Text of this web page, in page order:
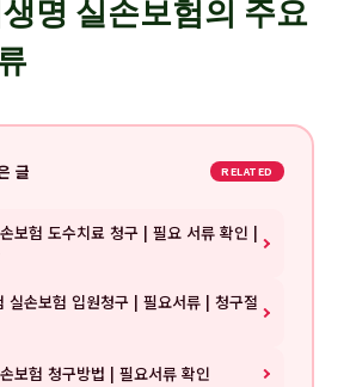
명 실손보험의 주요
글 RELATED
보험 도수치료 청구 | 필요 서류 확인 |
실손보험 입원청구 | 필요서류 | 청구절
보험 청구방법 | 필요서류 확인